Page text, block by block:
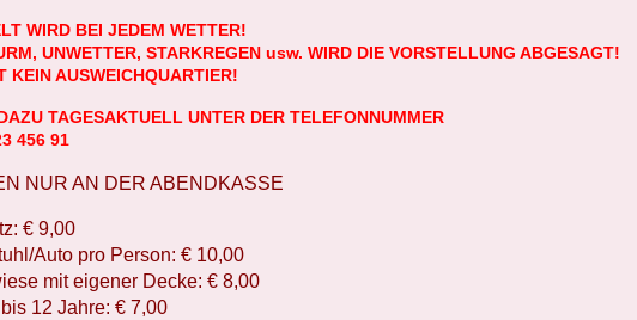
WIRD BEI JEDEM WETTER!
UNWETTER, STARKREGEN usw. WIRD DIE VORSTELLUNG ABGESAGT!
KEIN AUSWEICHQUARTIER!
TAGESAKTUELL UNTER DER TELEFONNUMMER
456 91
NUR AN DER ABENDKASSE
€ 9,00
Auto pro Person: € 10,00
mit eigener Decke: € 8,00
12 Jahre: € 7,00